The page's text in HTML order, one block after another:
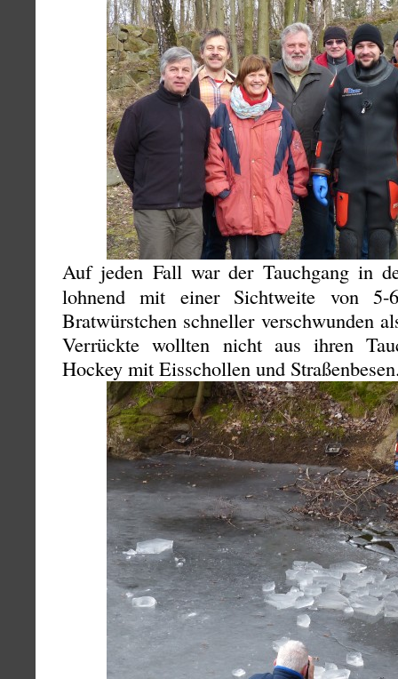
Auf jeden Fall war der Tauchgang in
lohnend mit einer Sichtweite von
Bratwürstchen schneller verschwunden
Verrückte wollten nicht aus ihren
Hockey mit Eisschollen und